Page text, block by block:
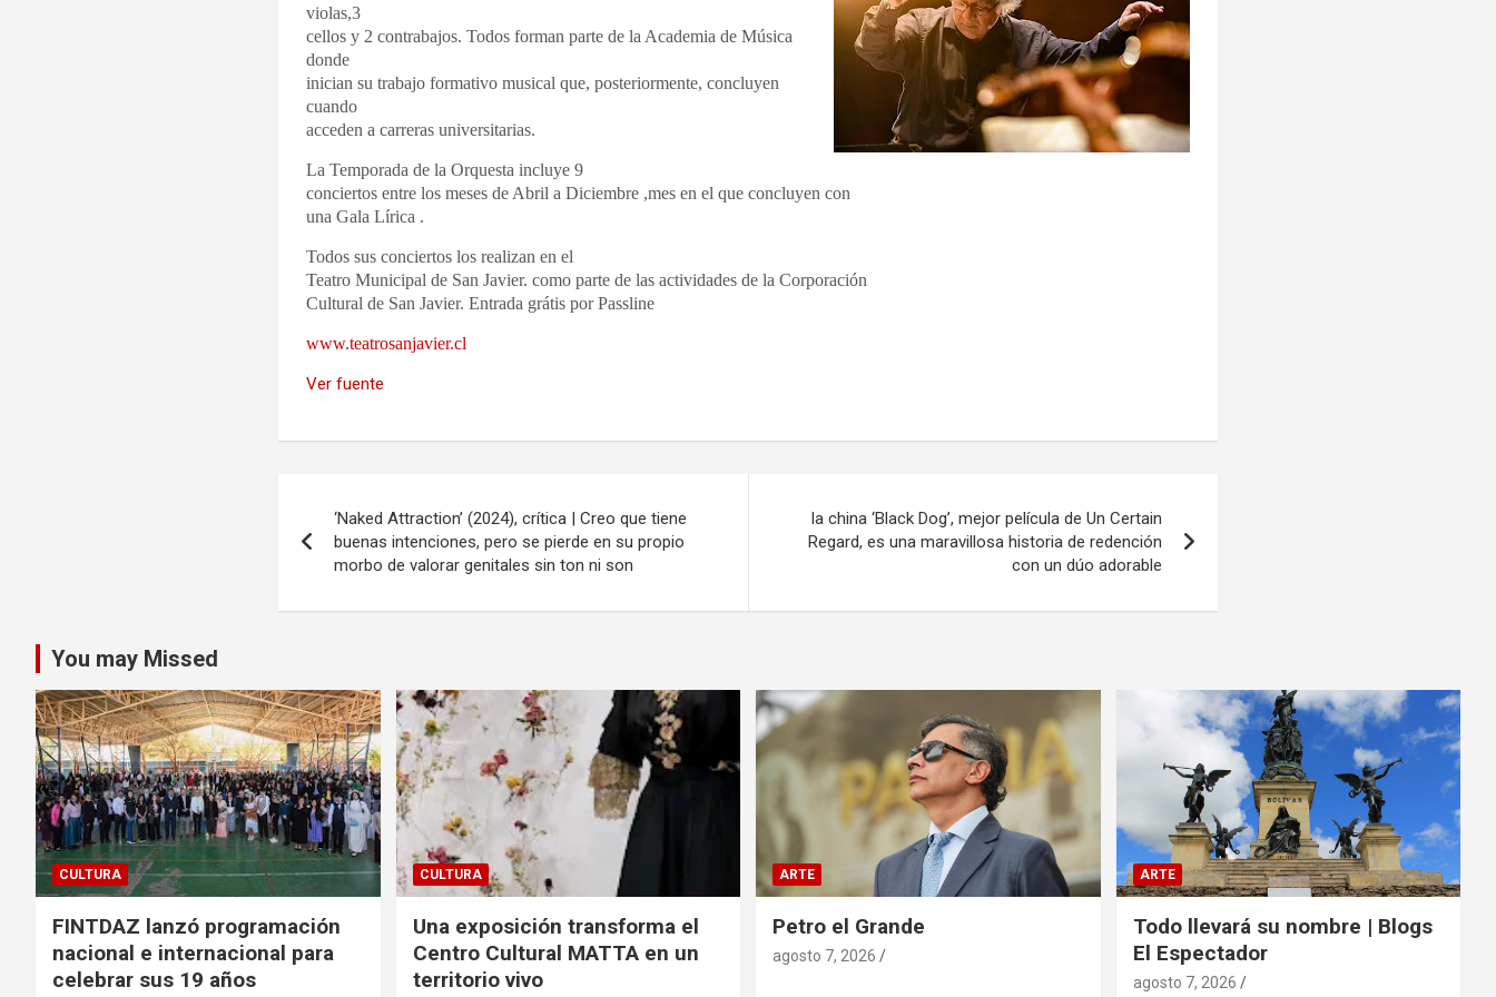
violas,3
cellos y 2 contrabajos. Todos forman parte de la Academia de Música
donde
inician su trabajo formativo musical que, posteriormente, concluyen
cuando
acceden a carreras universitarias.
La Temporada de la Orquesta incluye 9
conciertos entre los meses de Abril a Diciembre ,mes en el que concluyen con
una Gala Lírica .
Todos sus conciertos los realizan en el
Teatro Municipal de San Javier. como parte de las actividades de la Corporación
Cultural de San Javier. Entrada grátis por Passline
www.teatrosanjavier.cl
Ver fuente
de
‘Naked Attraction’ (2024), crítica | Creo que tiene
buenas intenciones, pero se pierde en su propio
morbo de valorar genitales sin ton ni son
la china ‘Black Dog’, mejor película de Un Certain
Regard, es una maravillosa historia de redención
con un dúo adorable
You may Missed
CULTURA
FINTDAZ lanzó programación
nacional e internacional para
celebrar sus 19 años
CULTURA
Una exposición transforma el
Centro Cultural MATTA en un
territorio vivo
ARTE
Petro el Grande
agosto 7, 2026
ARTE
Todo llevará su nombre | Blogs
El Espectador
agosto 7, 2026